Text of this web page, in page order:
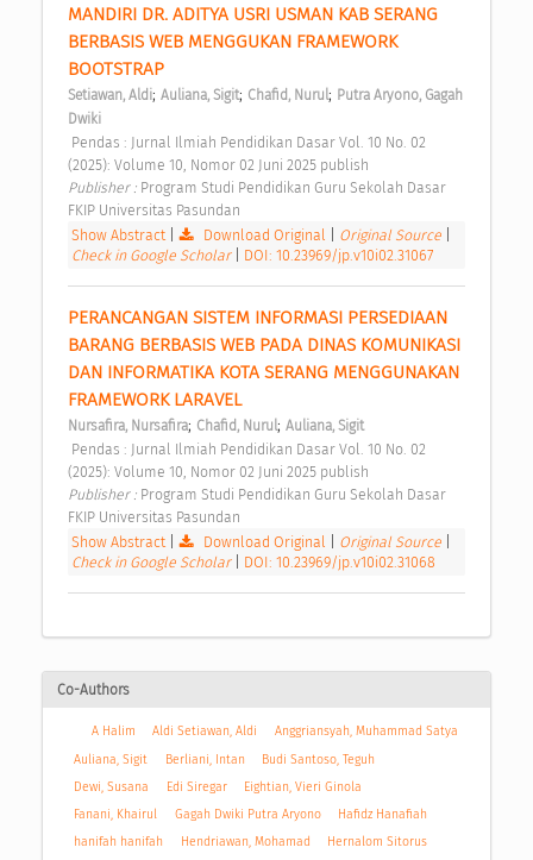
MANDIRI DR. ADITYA USRI USMAN KAB SERANG
BERBASIS WEB MENGGUKAN FRAMEWORK
BOOTSTRAP
Setiawan, Aldi; Auliana, Sigit; Chafid, Nurul; Putra Aryono, Gagah
Dwiki
(2025): Volume 10, Nomor 02 Juni 2025 publish
Publisher : Program Studi Pendidikan Guru Sekolah Dasar
FKIP Universitas Pasundan
Show Abstract| Download Original Original Source
Check in Google Scholar
DOI: 10.23969/jp.v10i02.31067
PERANCANGAN SISTEM INFORMASI PERSEDIAAN
BARANG BERBASIS WEB PADA DINAS KOMUNIKASI
DAN INFORMATIKA KOTA SERANG MENGGUNAKAN
FRAMEWORK LARAVEL
Nursafira, Nursafira; Chafid, Nurul; Auliana, Sigit
(2025): Volume 10, Nomor 02 Juni 2025 publish
Publisher : Program Studi Pendidikan Guru Sekolah Dasar
FKIP Universitas Pasundan
Show Abstract| Download Original Original Source
Check in Google Scholar
DOI: 10.23969/jp.v10i02.31068
Co-Authors
A Halim Aldi Setiawan, Aldi
Anggriansyah, Muhammad Satya
Auliana, Sigit
Berliani, Intan
Budi Santoso, Teguh
Dewi, Susana
Edi Siregar
Eightian, Vieri Ginola
Fanani, Khairul
Gagah Dwiki Putra Aryono
Hafidz Hanafiah
hanifah hanifah
Hendriawan, Mohamad
Hernalom Sitorus